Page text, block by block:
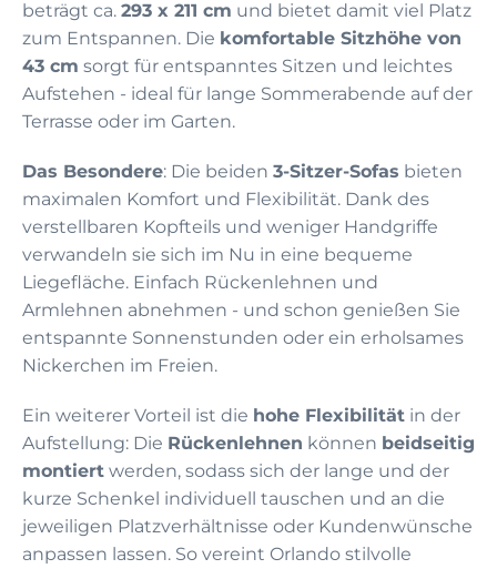
beträgt ca. 293 x 211 cm und bietet damit viel Platz
zum Entspannen. Die komfortable Sitzhöhe von
43 cm sorgt für entspanntes Sitzen und leichtes
Aufstehen - ideal für lange Sommerabende auf der
Terrasse oder im Garten.
Das Besondere: Die beiden 3-Sitzer-Sofas bieten
maximalen Komfort und Flexibilität. Dank des
verstellbaren Kopfteils und weniger Handgriffe
verwandeln sie sich im Nu in eine bequeme
Liegefläche. Einfach Rückenlehnen und
Armlehnen abnehmen - und schon genießen Sie
entspannte Sonnenstunden oder ein erholsames
Nickerchen im Freien.
Ein weiterer Vorteil ist die hohe Flexibilität in der
Aufstellung: Die Rückenlehnen können beidseitig
montiert werden, sodass sich der lange und der
kurze Schenkel individuell tauschen und an die
jeweiligen Platzverhältnisse oder Kundenwünsche
anpassen lassen. So vereint Orlando stilvolle